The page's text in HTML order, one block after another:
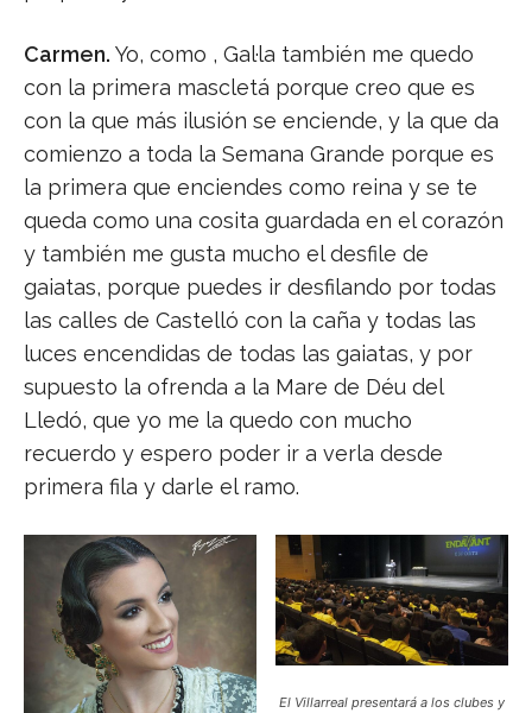
Carmen. Yo, como , Gal·la también me quedo
con la primera mascletá porque creo que es
con la que más ilusión se enciende, y la que da
comienzo a toda la Semana Grande porque es
la primera que enciendes como reina y se te
queda como una cosita guardada en el corazón
y también me gusta mucho el desfile de
gaiatas, porque puedes ir desfilando por todas
las calles de Castelló con la caña y todas las
luces encendidas de todas las gaiatas, y por
supuesto la ofrenda a la Mare de Déu del
Lledó, que yo me la quedo con mucho
recuerdo y espero poder ir a verla desde
primera fila y darle el ramo.
El Villarreal presentará a los clubes y